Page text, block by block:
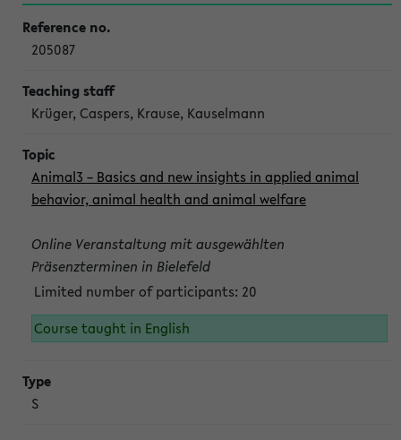
205087
Krüger, Caspers, Krause, Kauselmann
Animal3 – Basics and new insights in applied animal
behavior, animal health and animal welfare
Online Veranstaltung mit ausgewählten
Präsenzterminen in Bielefeld
Limited number of participants: 20
Course taught in English
S